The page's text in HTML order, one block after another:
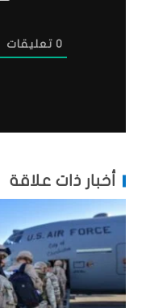
0 تعليقات
أخبار ذات علاقة